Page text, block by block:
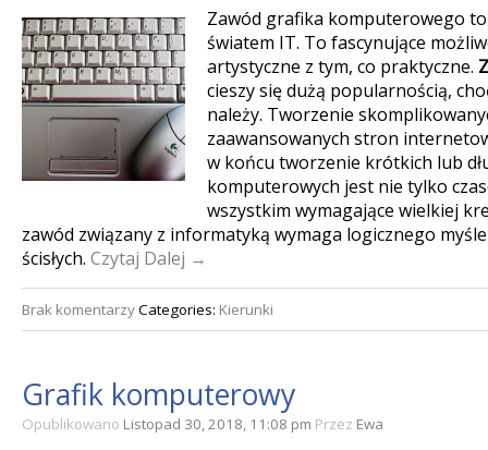
Zawód grafika komputerowego
światem IT. To fascynujące
artystyczne z tym, co praktyczne.
cieszy się dużą popularnością,
należy. Tworzenie
zaawansowanych stron
w końcu tworzenie krótkich lub
komputerowych jest nie tylko
wszystkim wymagające wielkiej
zawód związany z informatyką wymaga logicznego
ścisłych. Czytaj Dalej →
Brak komentarzyCategories: Kierunki
Grafik komputerowy
Opublikowano Listopad 30, 2018, 11:08 pm Przez Ewa